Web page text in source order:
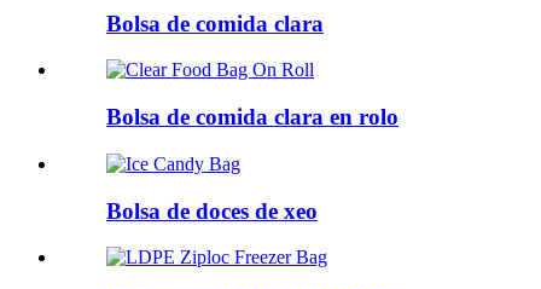
Bolsa de comida clara
Bolsa de comida clara en rolo
Bolsa de doces de xeo